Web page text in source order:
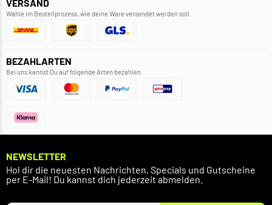
VERSAND
Wähle im Bestellprozess, wie deine Ware versendet werden soll.
BEZAHLARTEN
Bei uns kannst Du auf folgende Arten bezahlen.
NEWSLETTER
Hol dir die neuesten Nachrichten, Specials und Gutscheine
per E-Mail! Du kannst dich jederzeit abmelden.